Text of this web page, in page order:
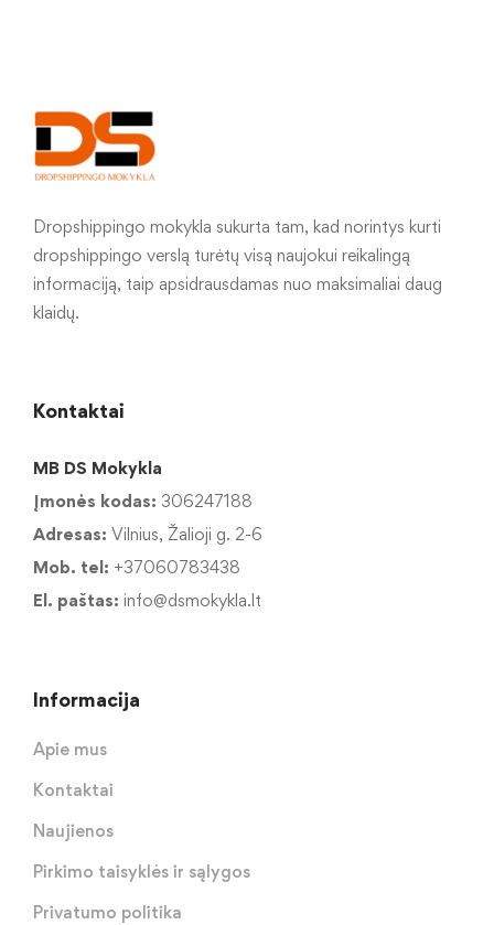
Dropshippingo mokykla sukurta tam, kad norintys kurti
dropshippingo verslą turėtų visą naujokui reikalingą
informaciją, taip apsidrausdamas nuo maksimaliai daug
klaidų.
Kontaktai
MB DS Mokykla
Įmonės kodas: 306247188
Adresas: Vilnius, Žalioji g. 2-6
Mob. tel: +37060783438
El. paštas: info@dsmokykla.lt
Informacija
Apie mus
Kontaktai
Naujienos
Pirkimo taisyklės ir sąlygos
Privatumo politika